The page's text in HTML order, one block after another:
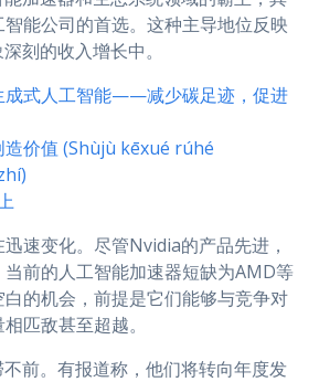
能公司的首选。这种主导地位反映
刻的收入增长中。
成式人工智能——减少碳足迹，促进
造价值 (Shùjù kēxué rúhé
速变化。尽管Nvidia的产品先进，
前的人工智能加速器短缺为AMD等
的机会，前提是它们能够与竞争对
匹敌甚至超越。
前。有报道称，他们将转向年度发